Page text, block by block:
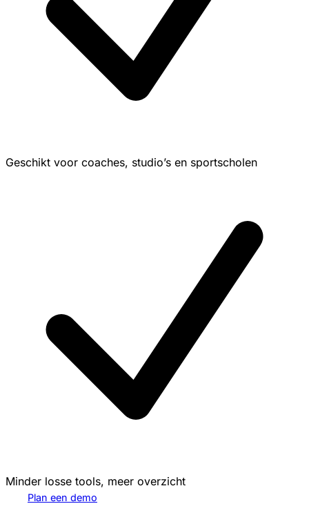
Geschikt voor coaches, studio’s en sportscholen
Minder losse tools, meer overzicht
Plan een demo